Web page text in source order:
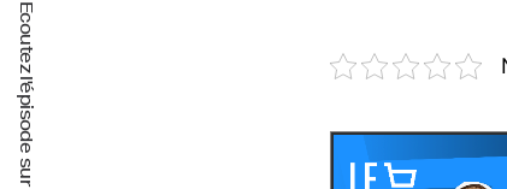
Ecoutez l'épisode sur